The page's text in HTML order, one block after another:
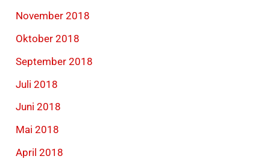
November 2018
Oktober 2018
September 2018
Juli 2018
Juni 2018
Mai 2018
April 2018